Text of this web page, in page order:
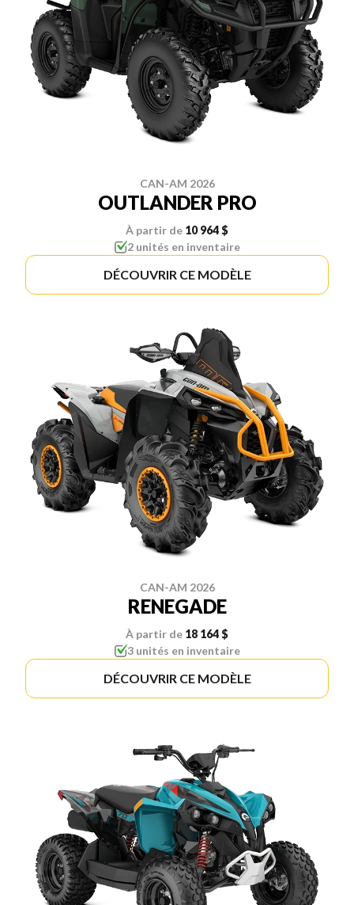
CAN-AM 2026
OUTLANDER PRO
À partir de 10 964 $
2 unités en inventaire
DÉCOUVRIR CE MODÈLE
CAN-AM 2026
RENEGADE
À partir de 18 164 $
3 unités en inventaire
DÉCOUVRIR CE MODÈLE